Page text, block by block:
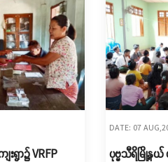
းရွာ၌ ‌VRFP
DATE: 07
ပုဗ္ဗသီရိမြို့နယ်